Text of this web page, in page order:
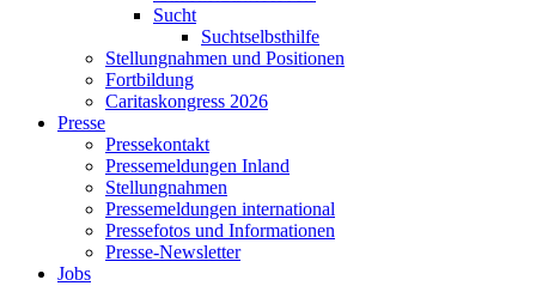
Sucht
Suchtselbsthilfe
Stellungnahmen und Positionen
Fortbildung
Caritaskongress 2026
Presse
Pressekontakt
Pressemeldungen Inland
Stellungnahmen
Pressemeldungen international
Pressefotos und Informationen
Presse-Newsletter
Jobs